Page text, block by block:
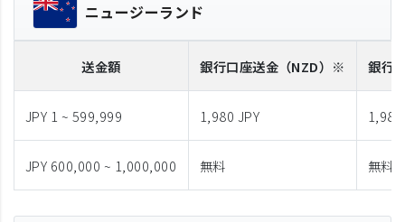
ニュージーランド
送金額 銀行口座送金 （NZD）※ 銀行
JPY 1 ~ 599,999 1,980 JPY 1,980
JPY 600,000 ~ 1,000,000 無料 無料